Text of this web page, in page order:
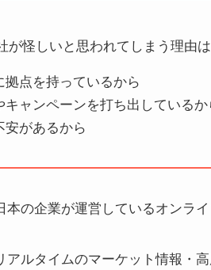
が怪しいと思われてしまう理由
点を持っているから
ャンペーンを打ち出しているか
があるから
の企業が運営しているオンライ
アルタイムのマーケット情報・